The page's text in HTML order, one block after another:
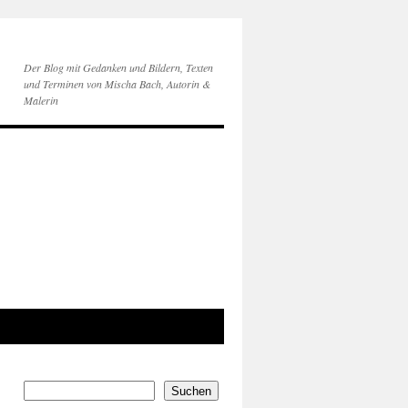
Der Blog mit Gedanken und Bildern, Texten
und Terminen von Mischa Bach, Autorin &
Malerin
Suchen